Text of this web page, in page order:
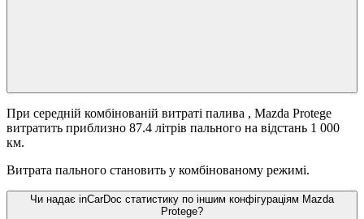
При середній комбінованій витраті палива , Mazda Protege
витратить приблизно 87.4 літрів пального на відстань 1 000
км.
Витрата пального становить у комбінованому режимі.
Чи надає inCarDoc статистику по іншим конфігураціям Mazda
Protege?